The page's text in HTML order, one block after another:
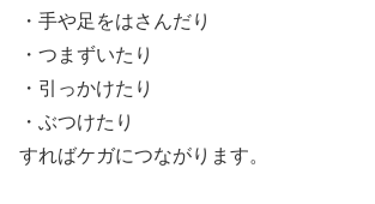
・手や足をはさんだり
・つまずいたり
・引っかけたり
・ぶつけたり
すればケガにつながります。